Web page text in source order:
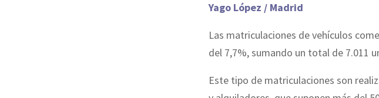
Yago López / Madrid
Las matriculaciones de vehículos
del 7,7%, sumando un total de 7.011
Este tipo de matriculaciones son